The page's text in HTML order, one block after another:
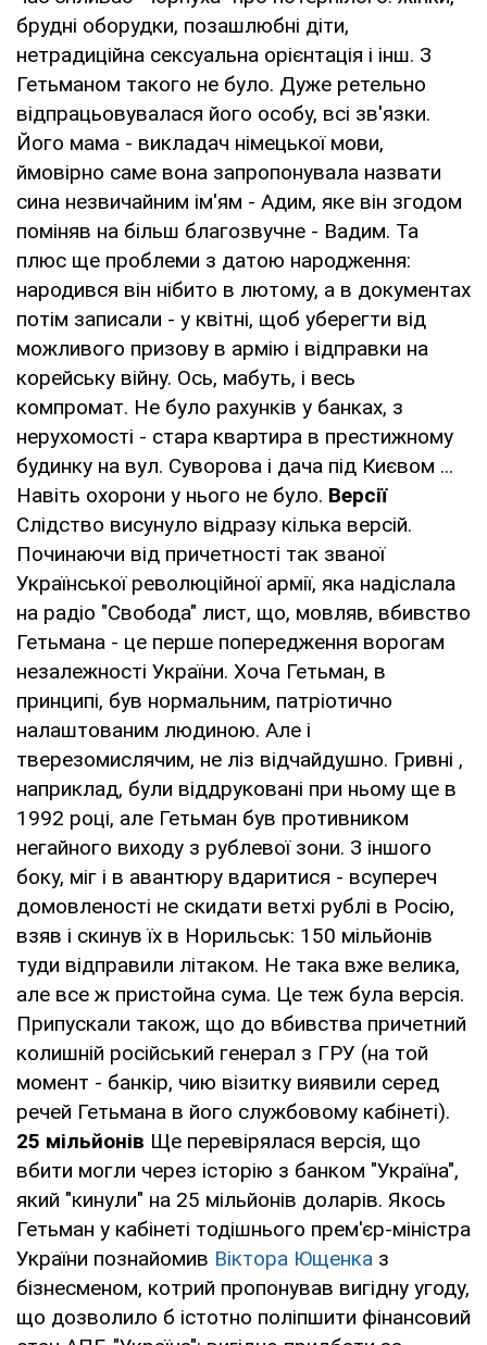
брудні оборудки, позашлюбні діти,
нетрадиційна сексуальна орієнтація і інш. З
Гетьманом такого не було. Дуже ретельно
відпрацьовувалася його особу, всі зв'язки.
Його мама - викладач німецької мови,
ймовірно саме вона запропонувала назвати
сина незвичайним ім'ям - Адим, яке він згодом
поміняв на більш благозвучне - Вадим. Та
плюс ще проблеми з датою народження:
народився він нібито в лютому, а в документах
потім записали - у квітні, щоб уберегти від
можливого призову в армію і відправки на
корейську війну. Ось, мабуть, і весь
компромат. Не було рахунків у банках, з
нерухомості - стара квартира в престижному
будинку на вул. Суворова і дача під Києвом ...
Навіть охорони у нього не було. Версії
Слідство висунуло відразу кілька версій.
Починаючи від причетності так званої
Української революційної армії, яка надіслала
на радіо "Свобода" лист, що, мовляв, вбивство
Гетьмана - це перше попередження ворогам
незалежності України. Хоча Гетьман, в
принципі, був нормальним, патріотично
налаштованим людиною. Але і
тверезомислячим, не ліз відчайдушно. Гривні ,
наприклад, були віддруковані при ньому ще в
1992 році, але Гетьман був противником
негайного виходу з рублевої зони. З іншого
боку, міг і в авантюру вдаритися - всупереч
домовленості не скидати ветхі рублі в Росію,
взяв і скинув їх в Норильськ: 150 мільйонів
туди відправили літаком. Не така вже велика,
але все ж пристойна сума. Це теж була версія.
Припускали також, що до вбивства причетний
колишній російський генерал з ГРУ (на той
момент - банкір, чию візитку виявили серед
речей Гетьмана в його службовому кабінеті).
25 мільйонів Ще перевірялася версія, що
вбити могли через історію з банком "Україна",
який "кинули" на 25 мільйонів доларів. Якось
Гетьман у кабінеті тодішнього прем'єр-міністра
України познайомив Віктора Ющенка з
бізнесменом, котрий пропонував вигідну угоду,
що дозволило б істотно поліпшити фінансовий